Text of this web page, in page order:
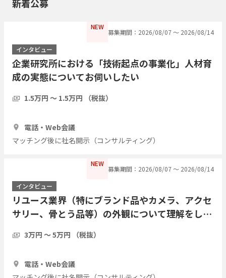
新着公募
NEW
募集期間：2026/08/07 〜 2026/08/14
インタビュー
企業研究所における「技術起点の事業化」人材育
成の実態についてお伺いしたい
1.5万円 〜 1.5万円 （税抜）
電話・Web会議
マッチング後に社名開示（コンサルティング）
NEW
募集期間：2026/08/07 〜 2026/08/14
インタビュー
リユース業界（特にブランド品やカメラ、アクセ
サリー、骨とう品等）の外観について理解をした
3万円 〜 5万円 （税抜）
電話・Web会議